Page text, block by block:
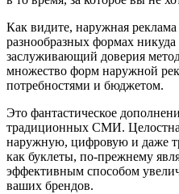
Как видите, наружная реклама
разнообразных формах
заслуживающий доверия
множество форм наружной
потребностями и бюджетом.
Это фантастическое
традиционных СМИ.
наружную, цифровую и даже
как буклеты, по-прежнему
эффективным способом
ваших брендов.